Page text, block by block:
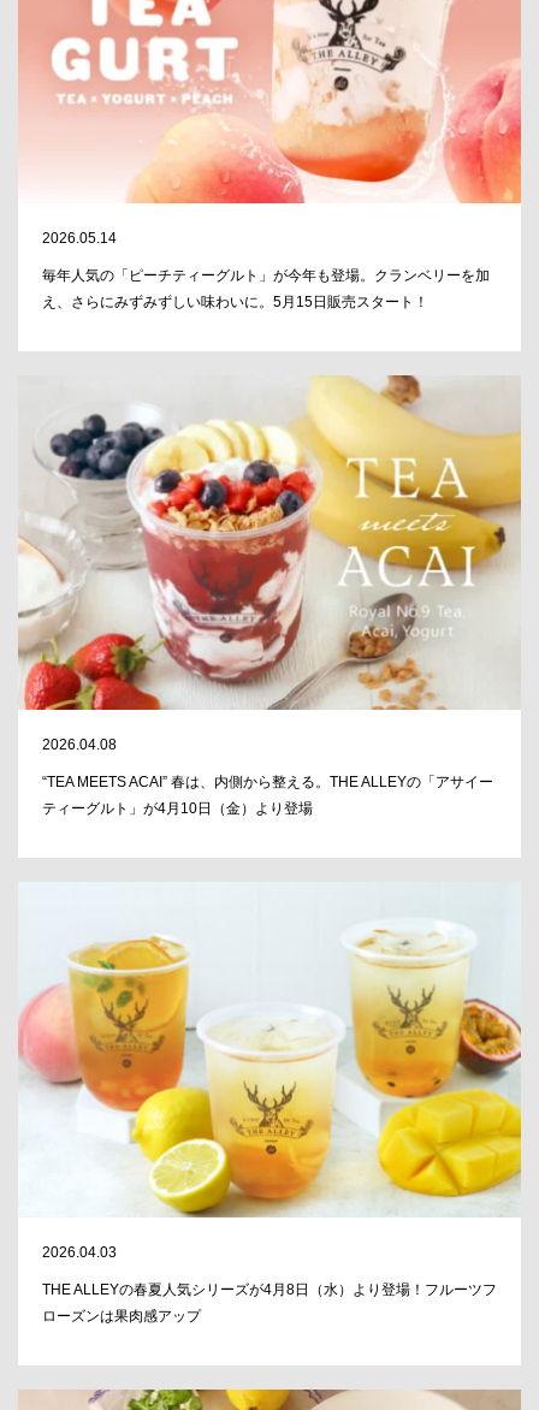
2026.05.14
毎年人気の「ピーチティーグルト」が今年も登場。クランベリーを加
え、さらにみずみずしい味わいに。5月15日販売スタート！
2026.04.08
“TEA MEETS ACAI” 春は、内側から整える。THE ALLEYの「アサイー
ティーグルト」が4月10日（金）より登場
2026.04.03
THE ALLEYの春夏人気シリーズが4月8日（水）より登場！フルーツフ
ローズンは果肉感アップ